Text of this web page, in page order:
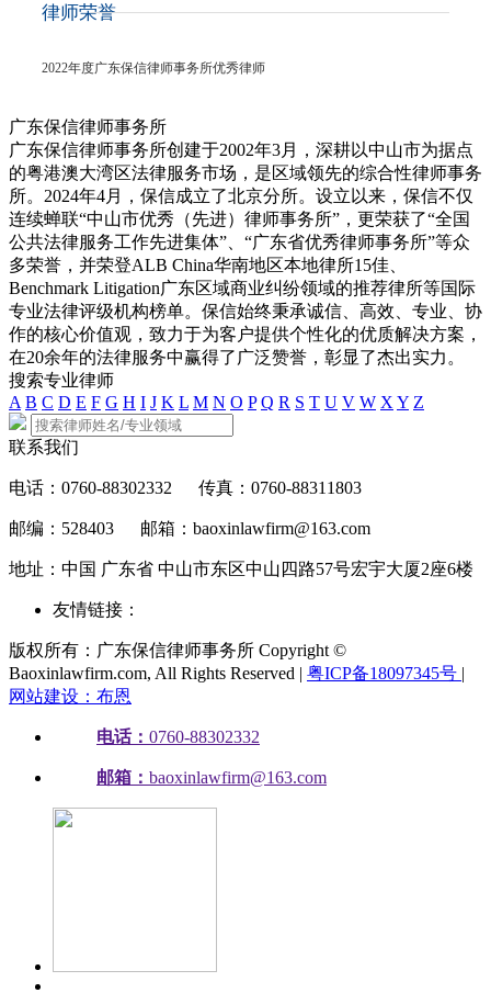
律师荣誉
2022年度广东保信律师事务所优秀律师
广东保信律师事务所
广东保信律师事务所创建于2002年3月，深耕以中山市为据点
的粤港澳大湾区法律服务市场，是区域领先的综合性律师事务
所。2024年4月，保信成立了北京分所。设立以来，保信不仅
连续蝉联“中山市优秀（先进）律师事务所”，更荣获了“全国
公共法律服务工作先进集体”、“广东省优秀律师事务所”等众
多荣誉，并荣登ALB China华南地区本地律所15佳、
Benchmark Litigation广东区域商业纠纷领域的推荐律所等国际
专业法律评级机构榜单。保信始终秉承诚信、高效、专业、协
作的核心价值观，致力于为客户提供个性化的优质解决方案，
在20余年的法律服务中赢得了广泛赞誉，彰显了杰出实力。
搜索专业律师
A B C D E F G H I J K L M N O P Q R S T U V W X Y Z
联系我们
电话：0760-88302332 传真：0760-88311803
邮编：528403 邮箱：baoxinlawfirm@163.com
地址：中国 广东省 中山市东区中山四路57号宏宇大厦2座6楼
友情链接：
版权所有：广东保信律师事务所 Copyright ©
Baoxinlawfirm.com, All Rights Reserved | 粤ICP备18097345号 |
网站建设：布恩
电话： 0760-88302332
邮箱： baoxinlawfirm@163.com